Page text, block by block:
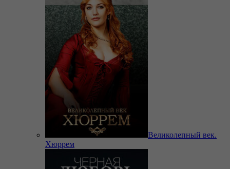
Великолепный век.
Хюррем